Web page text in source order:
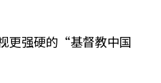
更强硬的“基督教中国